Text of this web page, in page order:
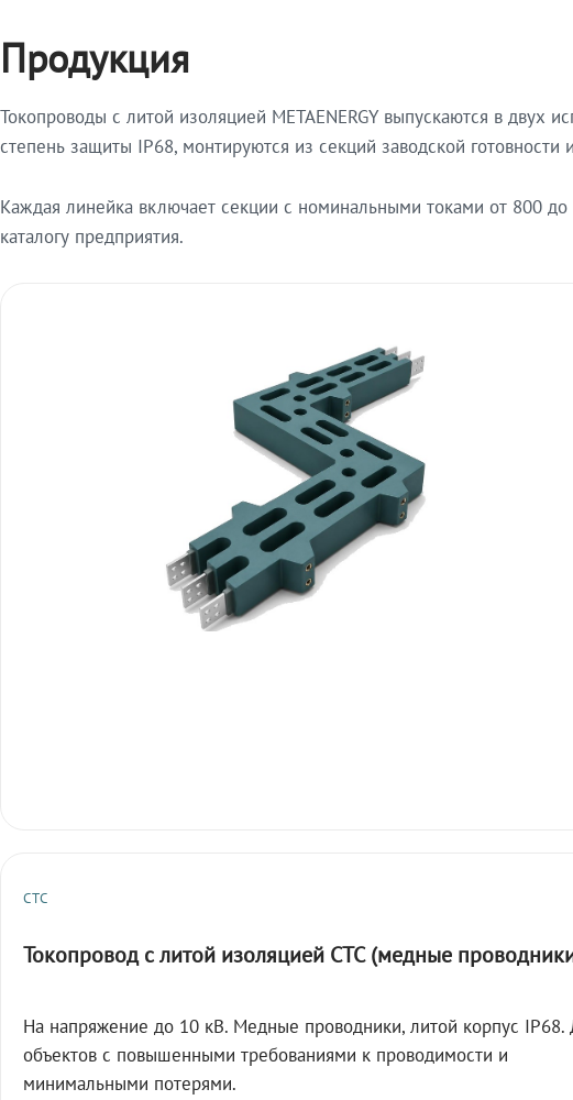
Продукция
Токопроводы с литой изоляцией METAENERGY выпускаются в
степень защиты IP68, монтируются из секций заводской
Каждая линейка включает секции с номинальными токами от 800
каталогу предприятия.
СТС
Токопровод с литой изоляцией СТС (медные
На напряжение до 10 кВ. Медные проводники, литой корпус IP68.
объектов с повышенными требованиями к проводимости и
минимальными потерями.